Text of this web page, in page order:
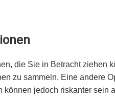
die Sie in Betracht ziehen
zu sammeln. Eine andere
jedoch riskanter sein